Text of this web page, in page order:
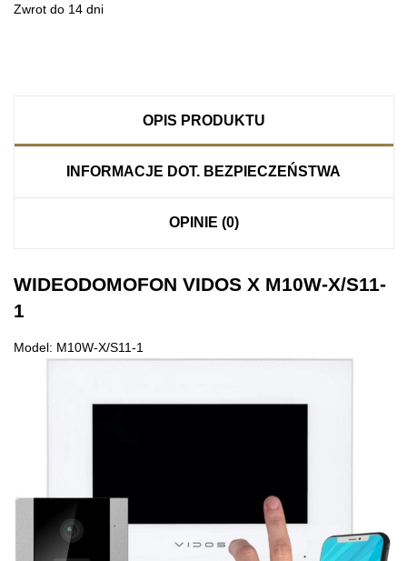
Zwrot do 14 dni
OPIS PRODUKTU
INFORMACJE DOT. BEZPIECZEŃSTWA
OPINIE (0)
WIDEODOMOFON VIDOS X M10W-X/S11-
1
Model: M10W-X/S11-1